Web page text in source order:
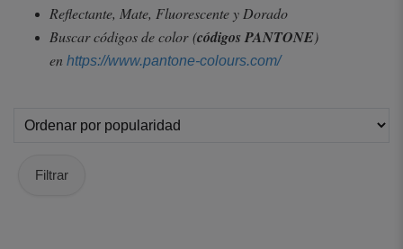
Reflectante, Mate, Fluorescente y Dorado
Buscar códigos de color(códigos PANTONE)
en https://www.pantone-colours.com/
Filtrar